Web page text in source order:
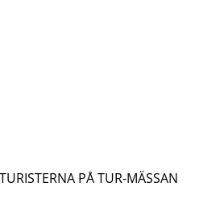
TURISTERNA PÅ TUR-MÄSSAN